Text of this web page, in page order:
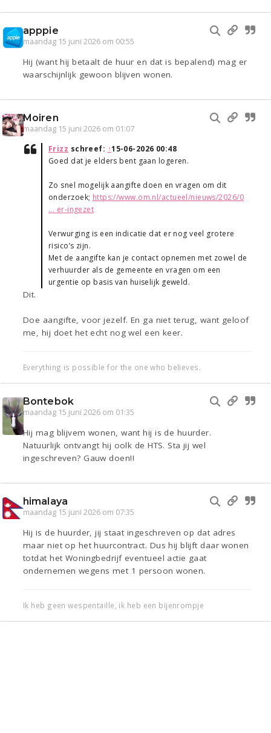
apppie
maandag 15 juni 2026 om 00:55
Hij (want hij betaalt de huur en dat is bepalend) mag er
waarschijnlijk gewoon blijven wonen.
Moiren
maandag 15 juni 2026 om 01:07
Frizz schreef: ↑15-06-2026 00:48
Goed dat je elders bent gaan logeren.
Zo snel mogelijk aangifte doen en vragen om dit
onderzoek; https://www.om.nl/actueel/nieuws/2026/0
... er-ingezet
Verwurging is een indicatie dat er nog veel grotere
risico’s zijn.
Met de aangifte kan je contact opnemen met zowel de
verhuurder als de gemeente en vragen om een
urgentie op basis van huiselijk geweld.
Dit.
Doe aangifte, voor jezelf. En ga niet terug, want geloof
me, hij doet het echt nog wel een keer.
Everything is possible for the one who believes.
Bontebok
maandag 15 juni 2026 om 01:35
Hij mag blijvem wonen, want hij is de huurder.
Natuurlijk ontvangt hij oolk de HTS. Sta jij wel
ingeschreven? Gauw doen!!
himalaya
maandag 15 juni 2026 om 07:35
Hij is de huurder, jij staat ingeschreven op dat adres
maar niet op het huurcontract. Dus hij blijft daar wonen
totdat het Woningbedrijf eventueel actie gaat
ondernemen wegens met 1 persoon wonen.
Ik heb geen wespentaille, ik heb een bijenrompje